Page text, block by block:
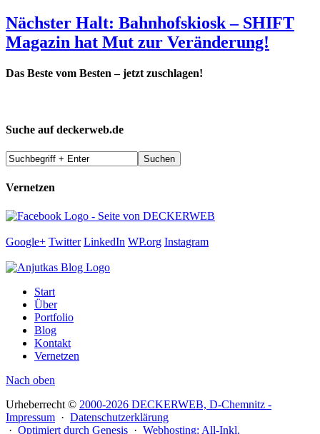
Nächster Halt: Bahnhofskiosk – SHIFT
Magazin hat Mut zur Veränderung!
Das Beste vom Besten – jetzt zuschlagen!
Suche auf deckerweb.de
Vernetzen
Google+ Twitter LinkedIn WP.org Instagram
Start
Über
Portfolio
Blog
Kontakt
Vernetzen
Nach oben
Urheberrecht © 2000-2026 DECKERWEB, D-Chemnitz -
Impressum · Datenschutzerklärung
· Optimiert durch Genesis · Webhosting: All-Inkl.